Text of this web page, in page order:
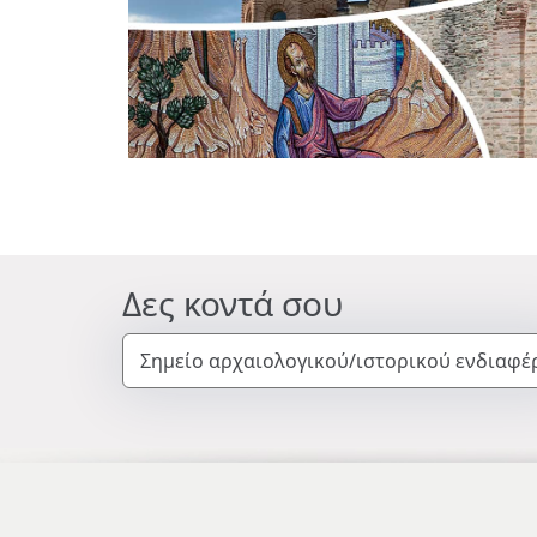
Δες κοντά σου